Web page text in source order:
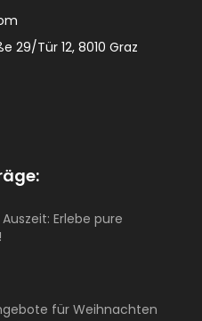
29/Tür 12, 8010 Graz
Erlebe pure
für Weihnachten